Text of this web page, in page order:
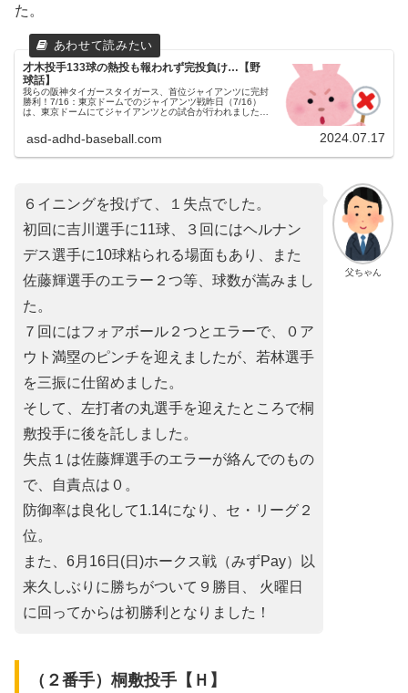
た。
才木投手133球の熱投も報われず完投負け…【野
球話】
我らの阪神タイガースタイガース、首位ジャイアンツに完封
勝利！7/16：東京ドームでのジャイアンツ戦昨日（7/16）
は、東京ドームにてジャイアンツとの試合が行われました。
asd-adhd-baseball.com 2024.07.17
父ちゃん
６イニングを投げて、１失点でした。
初回に吉川選手に11球、３回にはヘルナン
デス選手に10球粘られる場面もあり、また
佐藤輝選手のエラー２つ等、球数が嵩みまし
た。
７回にはフォアボール２つとエラーで、０ア
ウト満塁のピンチを迎えましたが、若林選手
を三振に仕留めました。
そして、左打者の丸選手を迎えたところで桐
敷投手に後を託しました。
失点１は佐藤輝選手のエラーが絡んでのもの
で、自責点は０。
防御率は良化して1.14になり、セ・リーグ２
位。
また、6月16日(日)ホークス戦（みずPay）以
来久しぶりに勝ちがついて９勝目、 火曜日
に回ってからは初勝利となりました！
（２番手）桐敷投手【Ｈ】